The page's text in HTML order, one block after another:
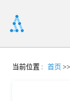
首
当前位置 : 首页 >>